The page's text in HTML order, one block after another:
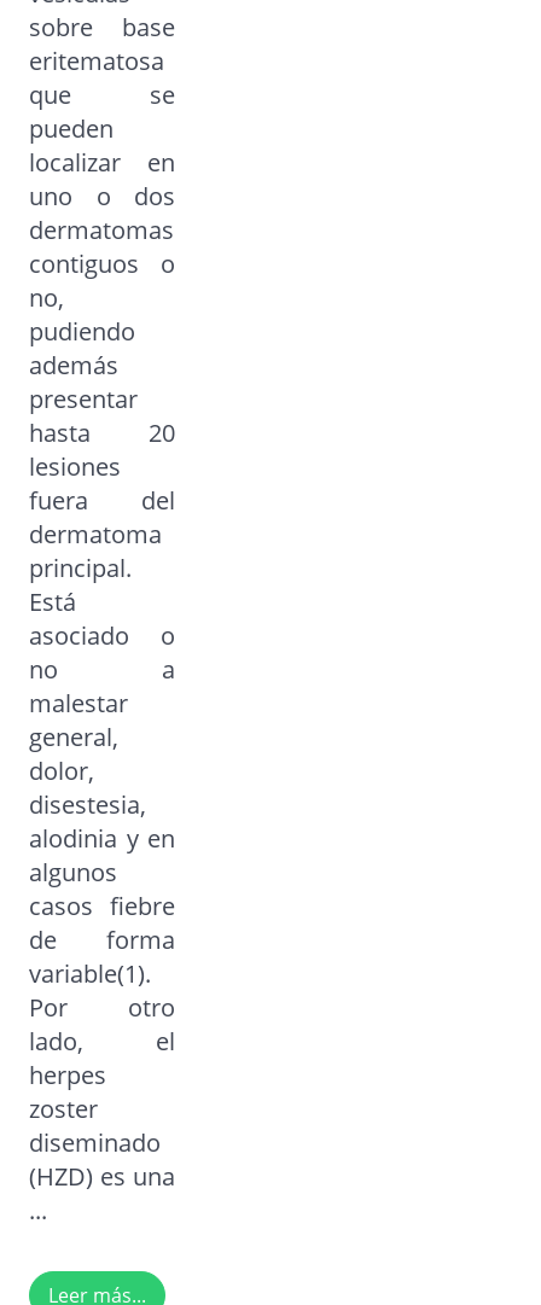
sobre base
eritematosa
que se
pueden
localizar en
uno o dos
dermatomas
contiguos o
no,
pudiendo
además
presentar
hasta 20
lesiones
fuera del
dermatoma
principal.
Está
asociado o
no a
malestar
general,
dolor,
disestesia,
alodinia y en
algunos
casos fiebre
de forma
variable(1).
Por otro
lado, el
herpes
zoster
diseminado
(HZD) es una
...
Leer más...